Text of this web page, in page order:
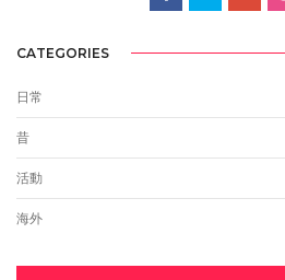
CATEGORIES
日常
昔
活動
海外